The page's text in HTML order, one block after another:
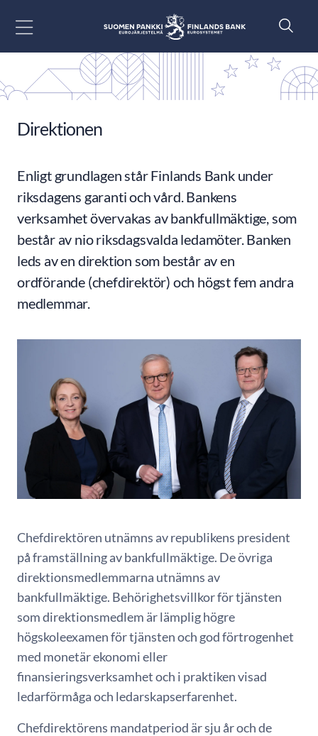
Direktionen
Enligt grundlagen står Finlands Bank under
riksdagens garanti och vård. Bankens
verksamhet övervakas av bankfullmäktige, som
består av nio riksdagsvalda ledamöter. Banken
leds av en direktion som består av en
ordförande (chefdirektör) och högst fem andra
medlemmar.
Chefdirektören utnämns av republikens president
på framställning av bankfullmäktige. De övriga
direktionsmedlemmarna utnämns av
bankfullmäktige. Behörighetsvillkor för tjänsten
som direktionsmedlem är lämplig högre
högskoleexamen för tjänsten och god förtrogenhet
med monetär ekonomi eller
finansieringsverksamhet och i praktiken visad
ledarförmåga och ledarskapserfarenhet.
Chefdirektörens mandatperiod är sju år och de